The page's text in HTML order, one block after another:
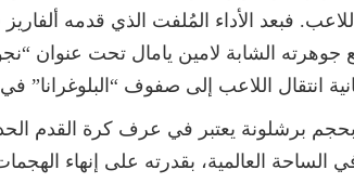
فبعد الأداء المُلفت الذي قدمه
جوهرته الشابة لامين يامال تحت عنوان
انتقال اللاعب إلى صفوف “البلوغرانا”
بحجم برشلونة يعتبر في عرف كرة القدم
الساحة العالمية، بقدرته على إنهاء